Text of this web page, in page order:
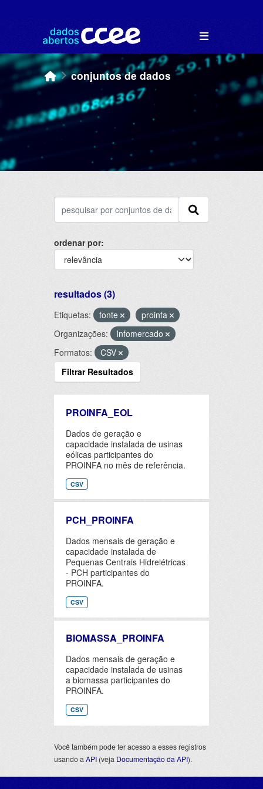
conjuntos de dados
ordenar por
resultados (3)
Etiquetas: fonte
proinfa
Organizações:
Infomercado
Formatos:
CSV
Filtrar Resultados
PROINFA_EOL
Dados de geração e
capacidade instalada de usinas
eólicas participantes do
PROINFA no mês de referência.
CSV
PCH_PROINFA
Dados mensais de geração e
capacidade instalada de
Pequenas Centrais Hidrelétricas
- PCH participantes do
PROINFA.
CSV
BIOMASSA_PROINFA
Dados mensais de geração e
capacidade instalada de usinas
a biomassa participantes do
PROINFA.
CSV
Você também pode ter acesso a esses registros
usando a API (veja Documentação da API).